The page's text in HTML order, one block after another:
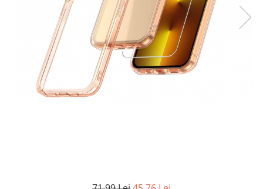
Kit-uri automatizari porti si usi
Mobila dormitor
Mobila gradina & terasa
Mobila Living & Dining
Organizare si depozitare